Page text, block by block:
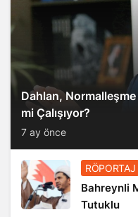
Dahlan, Normalleşme
mi Çalışıyor?
7 ay önce
RÖPORTAJ
Bahreynli
Tutuklu